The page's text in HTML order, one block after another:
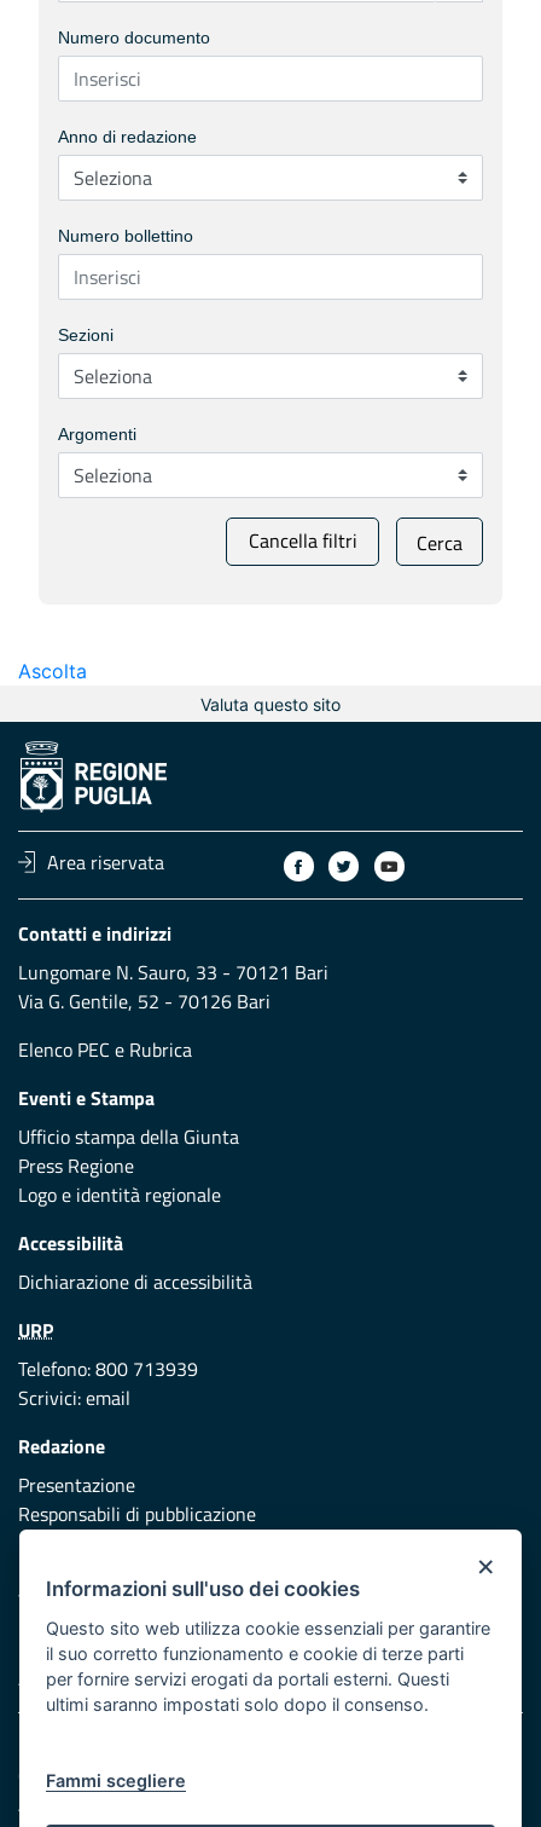
Numero documento
Anno di redazione
Numero bollettino
Sezioni
Argomenti
Cancella filtri Cerca
Ascolta
Valuta questo sito
Area riservata
Contatti e indirizzi
Lungomare N. Sauro, 33 - 70121 Bari
Via G. Gentile, 52 - 70126 Bari
Elenco PEC e Rubrica
Eventi e Stampa
Ufficio stampa della Giunta
Press Regione
Logo e identità regionale
Accessibilità
Dichiarazione di accessibilità
URP
Telefono: 800 713939
Scrivici:email
Redazione
Presentazione
Responsabili di pubblicazione
Vai al sito di Protezione Civile Puglia
Iniziativa finanziata con risorse del POR Puglia 2014/2020 -
Asse XI
Cookie e privacy
Atti di notifica
×
Informazioni sull'uso dei cookies
Questo sito web utilizza cookie essenziali per garantire
il suo corretto funzionamento e cookie di terze parti
per fornire servizi erogati da portali esterni. Questi
ultimi saranno impostati solo dopo il consenso.
Fammi scegliere